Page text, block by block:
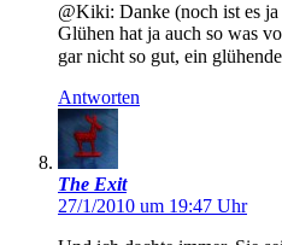
@Kiki: Danke (noch ist es
Glühen hat ja auch so was
gar nicht so gut, ein
Antworten
The Exit
27/1/2010 um 19:47 Uhr